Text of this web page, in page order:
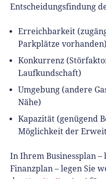
Entscheidungsfindung
Erreichbarkeit
Parkplätze vorhanden)
Konkurrenz
Laufkundschaft)
Umgebung (andere
Nähe)
Kapazität (genügend
Möglichkeit der
In Ihrem Businessplan
Finanzplan – legen Sie